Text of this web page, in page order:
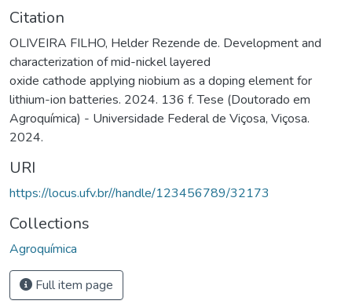
Citation
OLIVEIRA FILHO, Helder Rezende de. Development and
characterization of mid-nickel layered
oxide cathode applying niobium as a doping element for
lithium-ion batteries. 2024. 136 f. Tese (Doutorado em
Agroquímica) - Universidade Federal de Viçosa, Viçosa.
2024.
URI
https://locus.ufv.br//handle/123456789/32173
Collections
Agroquímica
Full item page